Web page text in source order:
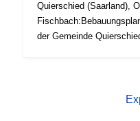
Quierschied (Saarland),
der Gemeinde